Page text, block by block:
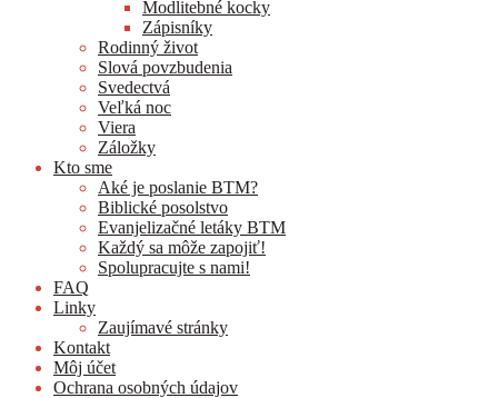
Modlitebné kocky
Zápisníky
Rodinný život
Slová povzbudenia
Svedectvá
Veľká noc
Viera
Záložky
Kto sme
Aké je poslanie BTM?
Biblické posolstvo
Evanjelizačné letáky BTM
Každý sa môže zapojiť!
Spolupracujte s nami!
FAQ
Linky
Zaujímavé stránky
Kontakt
Môj účet
Ochrana osobných údajov